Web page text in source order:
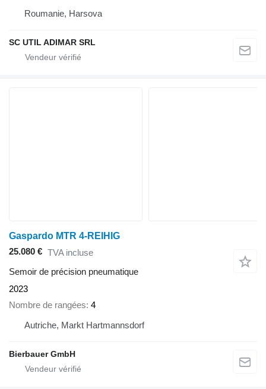
Roumanie, Harsova
SC UTIL ADIMAR SRL
Gaspardo MTR 4-REIHIG
25.080 € TVA incluse
Semoir de précision pneumatique
2023
Nombre de rangées 4
Autriche, Markt Hartmannsdorf
Bierbauer GmbH